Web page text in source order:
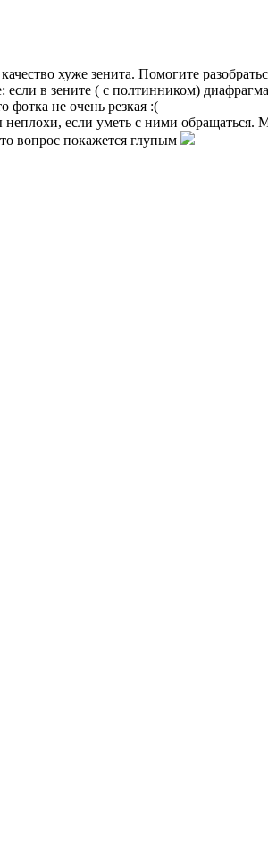
хуже зенита. Помогите
в зените ( с полтинником) диафрагма
фотка не очень резкая :(
если уметь с ними
вопрос покажется глупым